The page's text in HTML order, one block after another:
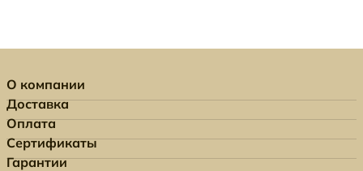
О компании
Доставка
Оплата
Сертификаты
Гарантии